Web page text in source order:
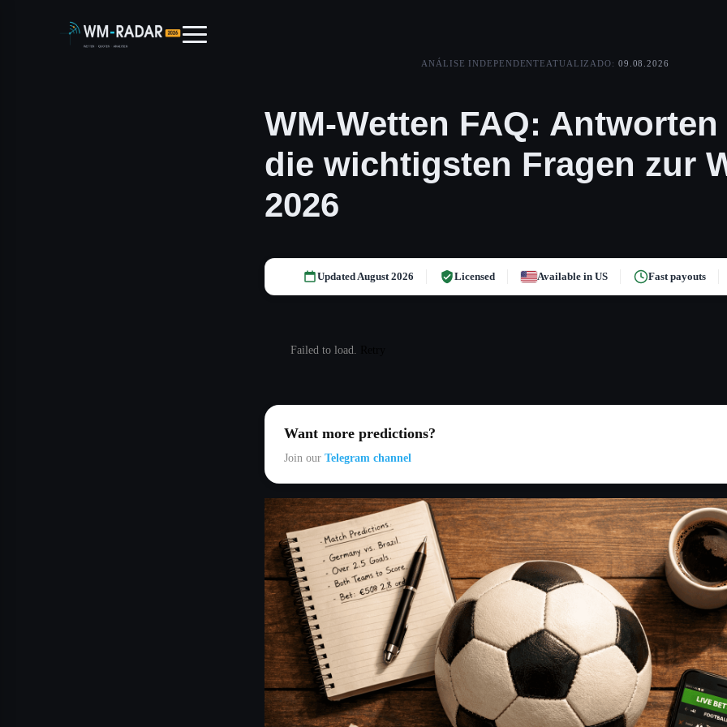
ANÁLISE INDEPENDENTE ATUALIZADO: 09.08.2026
WM-Wetten FAQ:
die wichtigsten Fragen zur
2026
Updated August 2026 Licensed Available in US Fast payouts
Failed to load.
Want more predictions?
Join our Telegram channel